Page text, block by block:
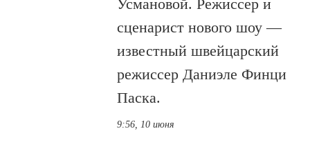
Усмановой. Режиссер и
сценарист нового шоу —
известный швейцарский
режиссер Даниэле Финци
Паска.
9:56, 10 июня